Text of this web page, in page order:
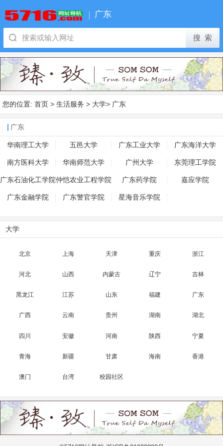
广东
您的位置: 首页 > 生活服务 > 大学> 广东
广东
华南理工大学 五邑大学 广东工业大学 广东海洋大学
南方医科大学 华南师范大学 广州大学 东莞理工学院
广东石油化工学院仲恺农业工程学院 广东药学院 嘉应学院
广东金融学院 广东警官学院 星海音乐学院
大学
北京 上海 天津 重庆 浙江
河北 山西 内蒙古 辽宁 吉林
黑龙江 江苏 山东 福建 广东
广西 云南 贵州 湖南 湖北
四川 安徽 河南 陕西 宁夏
青海 新疆 甘肃 海南 香港
澳门 台湾 校园社区